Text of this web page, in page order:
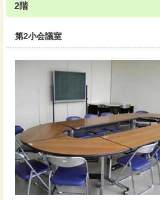
2階
第2小会議室